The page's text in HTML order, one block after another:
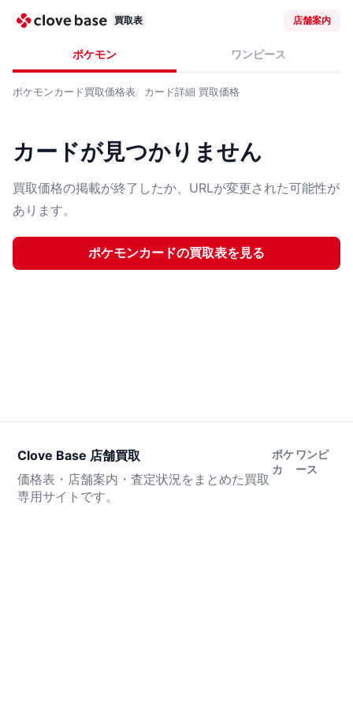
買取表 店舗案内
ポケモン ワンピース
ポケモンカード買取価格表 カード詳細 買取価格
カードが見つかりません
買取価格の掲載が終了したか、URLが変更された可能性が
あります。
ポケモンカードの買取表を見る
Clove Base 店舗買取
価格表・店舗案内・査定状況をまとめた買取
専用サイトです。
ポケ
カ
ワンピ
ース